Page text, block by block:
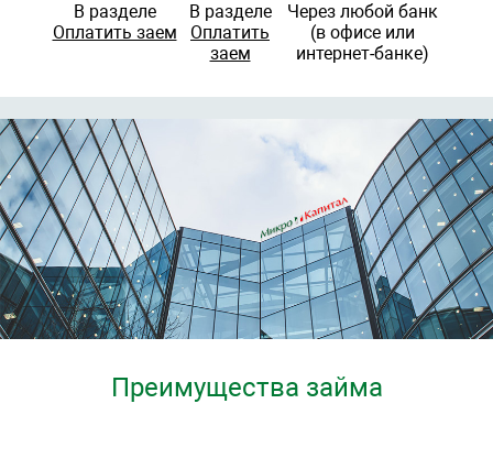
В разделе
Оплатить заем
В разделе
Оплатить
заем
Через любой банк
(в офисе или
интернет-банке)
Преимущества займа